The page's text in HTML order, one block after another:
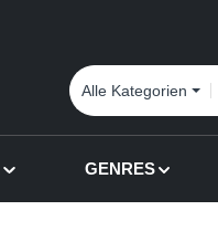
Alle Kategorien
GENRES